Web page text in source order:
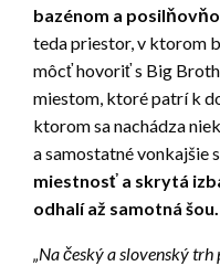
bazénom a
teda priestor, v ktorom
môcť hovoriť s Big
miestom, ktoré patrí k
ktorom sa nachádza
a samostatné vonkajšie
miestnosť a skrytá
odhalí až samotná šou.
„Na český a slovenský